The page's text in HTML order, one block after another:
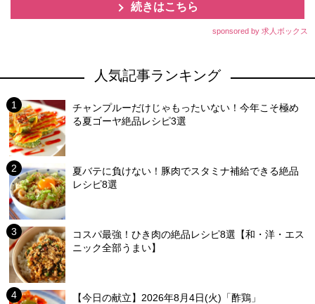
続きはこちら
sponsored by 求人ボックス
人気記事ランキング
チャンプルーだけじゃもったいない！今年こそ極め
る夏ゴーヤ絶品レシピ3選
夏バテに負けない！豚肉でスタミナ補給できる絶品
レシピ8選
コスパ最強！ひき肉の絶品レシピ8選【和・洋・エス
ニック全部うまい】
【今日の献立】2026年8月4日(火)「酢鶏」